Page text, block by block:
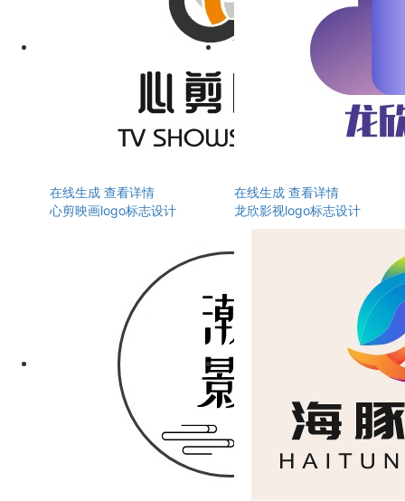
在线生成 查看详情
心剪映画logo标志设计
在线生成 查看详情
龙欣影视logo标志设计